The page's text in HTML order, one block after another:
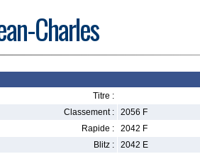
Charles
Titre :
Classement :
2056 F
Rapide :
2042 F
Blitz :
2042 E